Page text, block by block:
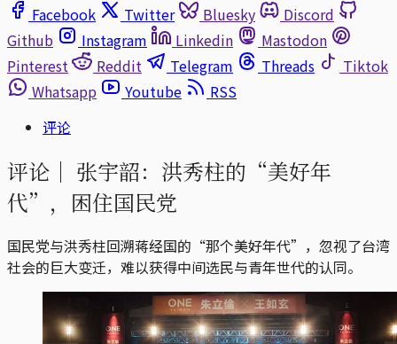
Facebook
Twitter Bluesky
Discord
Github
Instagram Linkedin
Mastodon
Pinterest
Reddit Telegram Threads
Tiktok
Whatsapp
Youtube
RSS
评论
评论｜ 张宇韶：洪秀柱的“美好年
代”，困住国民党
国民党与洪秀柱回溯蒋经国的“那个美好年代”，忽视了台湾
社会的巨大变迁，难以获得中间选民与青年世代的认同。